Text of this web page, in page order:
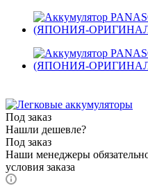
Под заказ
Нашли дешевле?
Под заказ
Наши менеджеры
условия заказа